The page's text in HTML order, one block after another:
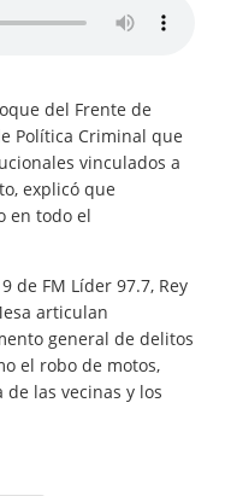
del Frente de
Política Criminal que
vinculados a
explicó que
en todo el
de FM Líder 97.7, Rey
articulan
general de delitos
el robo de motos,
las vecinas y los